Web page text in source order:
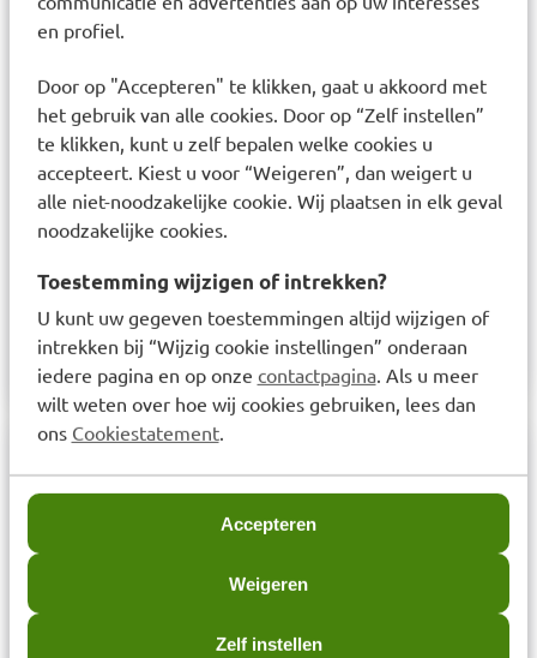
en profiel.
Door op "Accepteren" te klikken, gaat u akkoord met
het gebruik van alle cookies. Door op “Zelf instellen”
te klikken, kunt u zelf bepalen welke cookies u
accepteert. Kiest u voor “Weigeren”, dan weigert u
alle niet-noodzakelijke cookie. Wij plaatsen in elk geval
noodzakelijke cookies.
Toestemming wijzigen of intrekken?
U kunt uw gegeven toestemmingen altijd wijzigen of
intrekken bij “Wijzig cookie instellingen” onderaan
iedere pagina en op onze contactpagina. Als u meer
wilt weten over hoe wij cookies gebruiken, lees dan
ons Cookiestatement.
Accepteren
Weigeren
Zelf instellen
geneesmiddelen.
Wij adviseren u niet verder te gaan met de
bestelling van dit geneesmiddel wanneer u nog
onbeantwoorde vragen heeft. Voor vragen en
advies neem contact op met uw BENU apotheek.
Samenstelling
Bevat per gram 10 mg Terbinafine hydrochloride.
acrylaat/octylacrylamide co-polymeer, hyprolose,